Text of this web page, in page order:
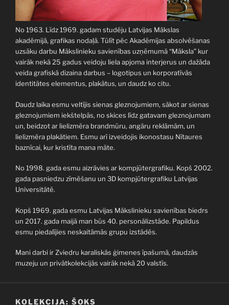
No 1963. Līdz 1969. gadam studēju Latvijas Mākslas
akadēmijā, grafikas nodaļā. Tūlīt pēc Akadēmijas absolvēšanas
uzsāku darbu Mākslinieku savienības uzņēmumā “Māksla” kur
vairāk nekā 25 gadus veidoju liela apjoma interjerus un dažāda
veida grafiskā dizaina darbus – logotipus un korporatīvās
identitātes elementus, plakātus, un daudz ko citu.
Daudz laika esmu veltījis sienas gleznojumiem, sākot ar sienas
gleznojumiem iekštelpās, no skices līdz gatavam gleznojumam
un, beidzot ar lielizmēra brandmūru, angāru reklāmām, un
lielizmēra plakātiem. Esmu arī izveidojis ikonostasu Nītaures
baznīcai, kur kristīta mana māte.
No 1998. gada esmu aizrāvies ar kompjūtergrafiku. Kopš 2002.
gada pasniedzu zīmēšanu un 3D kompjūtergrafiku Latvijas
Universitātē.
Kopš 1969. gada esmu Latvijas Mākslinieku savienības biedrs
un 2017. gada maijā man būs 40. personālizstāde. Papildus
esmu piedalījies neskaitāmās grupu izstādēs.
Mani darbi ir Zviedru karaliskās ģimenes īpašumā, daudzās
muzeju un privātkolekcijās vairāk nekā 20 valstīs.
KOLEKCIJA: ŠOKS